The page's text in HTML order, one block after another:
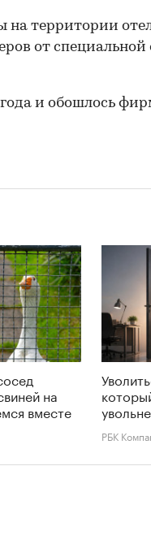
на территории
от специальной
и обошлось
на
вместе
РБК